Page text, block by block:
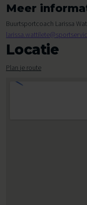
Meer
Buurtsportcoach Larissa
Locatie
Plan je route